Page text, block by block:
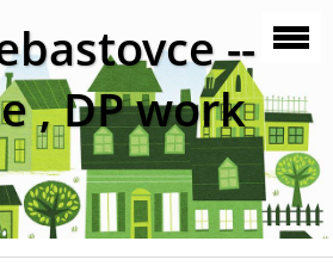
--
, DP work